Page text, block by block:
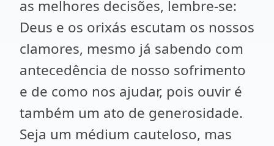
as melhores decisões, lembre-se:
Deus e os orixás escutam os nossos
clamores, mesmo já sabendo com
antecedência de nosso sofrimento
e de como nos ajudar, pois ouvir é
também um ato de generosidade.
Seja um médium cauteloso, mas